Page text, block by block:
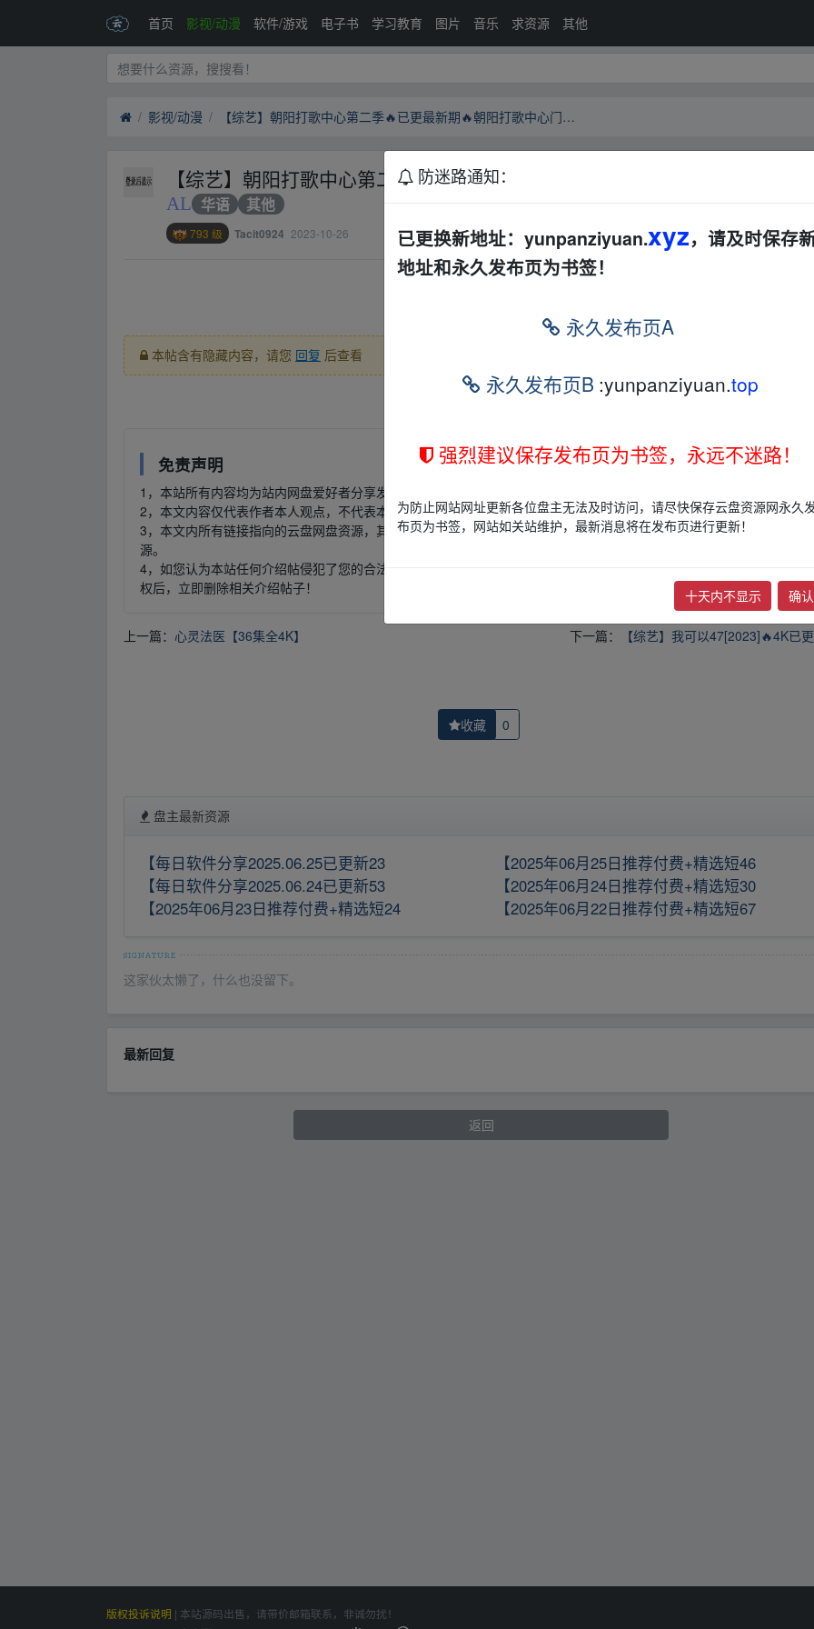
首页 影视/动漫 软件/游戏 电子书 学习教育 图片 音乐 求资源 其他
影视/动漫 【综艺】朝阳打歌中心第二季🔥已更最新期🔥朝阳打歌中心门苏醒阳打歌中心
【综艺】朝阳打歌中心第二季🔥已更最新期🔥朝阳打歌中心门苏醒阳打歌中
AL 华语 其他
793 级 Tacit0924 2023-10-26
本帖含有隐藏内容，请您 回复 后查看
免责声明
1，本站所有内容均为站内网盘爱好者分享发布的网盘链接介绍展示帖子，
2，本文内容仅代表作者本人观点，不代表本网站立场，作者文责自负。
3，本文内所有链接指向的云盘网盘资源，其版权归版权方所有！其实际管理权为帖子发布者所有，本站无法操作相关资
源。
4，如您认为本站任何介绍帖侵犯了您的合法版权，请点击
权后，立即删除相关介绍帖子！
上一篇： 心灵法医【36集全4K】 下一篇： 【综艺】我可以47[2023]🔥4K已
收藏 0
盘主最新资源
【每日软件分享2025.06.25已更新23
【2025年06月25日推荐付费+精选短46
【每日软件分享2025.06.24已更新53
【2025年06月24日推荐付费+精选短30
【2025年06月23日推荐付费+精选短24
【2025年06月22日推荐付费+精选短67
这家伙太懒了，什么也没留下。
最新回复
返回
版权投诉说明 | 本站源码出售，请带价邮箱联系，非诚勿扰！
防迷路通知：
已更换新地址：yunpanziyuan.xyz，请及时保存
地址和永久发布页为书签！
永久发布页A
永久发布页B :yunpanziyuan.top
强烈建议保存发布页为书签，永远不迷路！
为防止网站网址更新各位盘主无法及时访问，请尽快保存云盘资源网永久
布页为书签，网站如关站维护，最新消息将在发布页进行更新！
十天内不显示 确认